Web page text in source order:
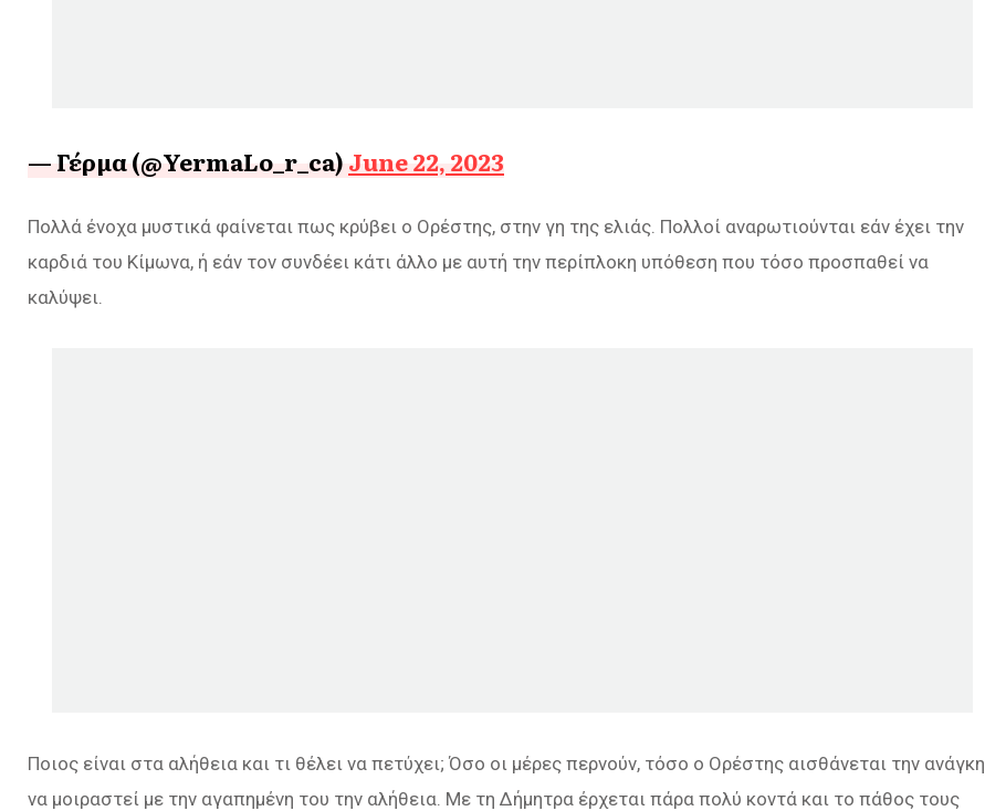
— Γέρμα (@YermaLo_r_ca)June 22, 2023
Πολλά ένοχα μυστικά φαίνεται πως κρύβει ο Ορέστης, στην γη της ελιάς. Πολλοί αναρωτιούνται εάν έχει την
καρδιά του Κίμωνα, ή εάν τον συνδέει κάτι άλλο με αυτή την περίπλοκη υπόθεση που τόσο προσπαθεί να
καλύψει.
Ποιος είναι στα αλήθεια και τι θέλει να πετύχει; Όσο οι μέρες περνούν, τόσο ο Ορέστης αισθάνεται την ανάγκη
να μοιραστεί με την αγαπημένη του την αλήθεια. Με τη Δήμητρα έρχεται πάρα πολύ κοντά και το πάθος τους